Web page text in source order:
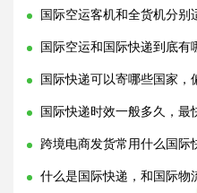
国际空运客机和全货机分别适合
国际空运和国际快递到底有哪些
国际快递可以寄哪些国家，偏远地
国际快递时效一般多久，最快
跨境电商发货常用什么国际快递
什么是国际快递，和国际物流有